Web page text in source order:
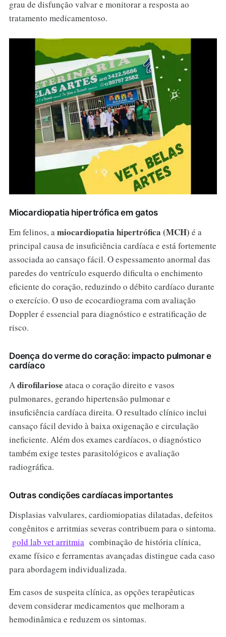
grau de disfunção valvar e monitorar a resposta ao
tratamento medicamentoso.
Miocardiopatia hipertrófica em gatos
Em felinos, amiocardiopatia hipertrófica (MCH) é a
principal causa de insuficiência cardíaca e está fortemente
associada ao cansaço fácil. O espessamento anormal das
paredes do ventrículo esquerdo dificulta o enchimento
eficiente do coração, reduzindo o débito cardíaco durante
o exercício. O uso de ecocardiograma com avaliação
Doppler é essencial para diagnóstico e estratificação de
risco.
Doença do verme do coração: impacto pulmonar e
cardíaco
Adirofilariose ataca o coração direito e vasos
pulmonares, gerando hipertensão pulmonar e
insuficiência cardíaca direita. O resultado clínico inclui
cansaço fácil devido à baixa oxigenação e circulação
ineficiente. Além dos exames cardíacos, o diagnóstico
também exige testes parasitológicos e avaliação
radiográfica.
Outras condições cardíacas importantes
Displasias valvulares, cardiomiopatias dilatadas, defeitos
congênitos e arritmias severas contribuem para o sintoma.
gold lab vet arritmiacombinação de história clínica,
exame físico e ferramentas avançadas distingue cada caso
para abordagem individualizada.
Em casos de suspeita clínica, as opções terapêuticas
devem considerar medicamentos que melhoram a
hemodinâmica e reduzem os sintomas.